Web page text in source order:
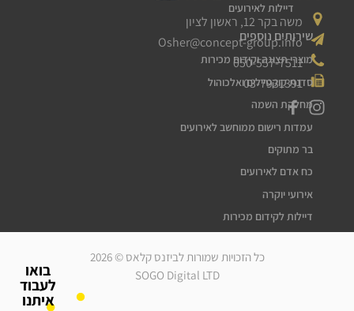
בואו
לעבוד
איתנו
משה בקר 12, ראשון לציון
Osher@concept-group.info
050-557-7511
03-7931391
דיילות לאירועים
שירותים נוספים
מוצרי תצוגה וקידום מכירות
סדנת קוקטיילים ואלכוהול
מחלקת השמה
עמדות רישום ממוחשב לאירועים
בר מתוקים
כח אדם לאירועים
אירועי יוקרה
דיילות לקידום מכירות
מלצרים לאירועים
כל הזכויות שמורות לביזנס קלאס © 2026
SOGO Digital LTD